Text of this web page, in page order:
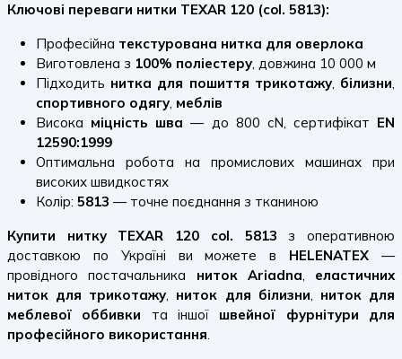
Ключові переваги нитки TEXAR 120 (col. 5813):
Професійна текстурована нитка для оверлока
Виготовлена з 100% поліестеру, довжина 10 000 м
Підходить нитка для пошиття трикотажу, білизни,
спортивного одягу, меблів
Висока міцність шва — до 800 cN, сертифікат EN
12590:1999
Оптимальна робота на промислових машинах при
високих швидкостях
Колір: 5813 — точне поєднання з тканиною
Купити нитку TEXAR 120 col. 5813 з оперативною
доставкою по Україні ви можете в HELENATEX —
провідного постачальника ниток Ariadna, еластичних
ниток для трикотажу, ниток для білизни, ниток для
меблевої оббивки та іншої швейної фурнітури для
професійного використання.